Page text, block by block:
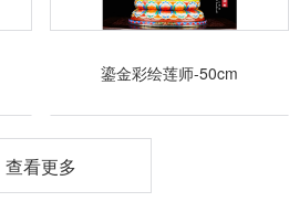
鎏金彩绘莲师-50cm
查看更多